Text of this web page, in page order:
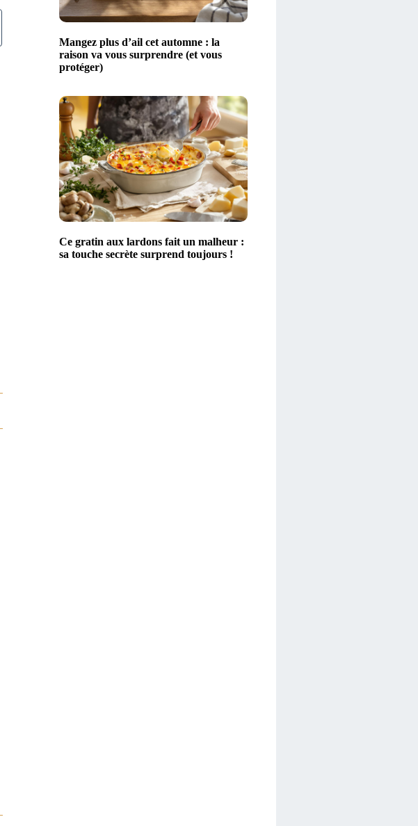
Mangez plus d’ail cet automne : la
raison va vous surprendre (et vous
protéger)
Ce gratin aux lardons fait un malheur :
sa touche secrète surprend toujours !